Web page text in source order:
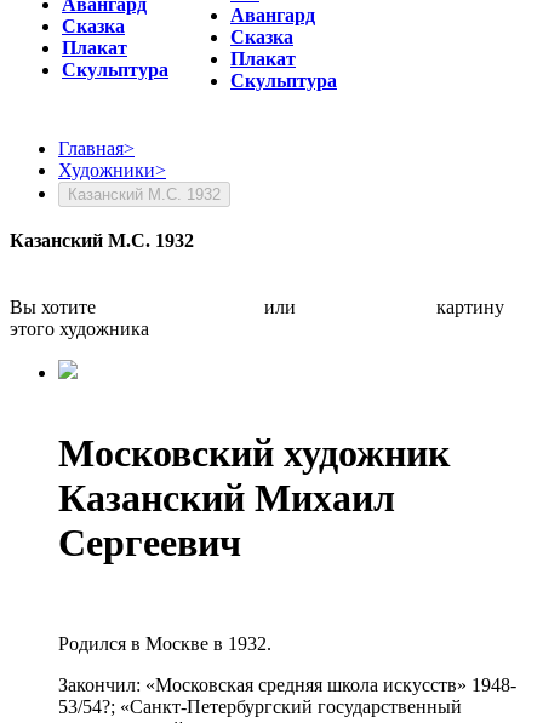
Авангард
Сказка
Плакат
Скульптура
Авангард
Сказка
Плакат
Скульптура
Главная>
Художники>
Казанский М.С. 1932
Казанский М.С. 1932
Вы хотите или
картину
этого художника
Московский художник
Казанский Михаил
Сергеевич
Родился в Москве в 1932.
Закончил: «Московская средняя школа искусств» 1948-
53/54?; «Санкт-Петербургский государственный